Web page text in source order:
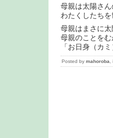
母親は太陽さ
わたくしたちを
母親はまさに
母親のことをむ
「お日身（カ
Posted by mahoroba